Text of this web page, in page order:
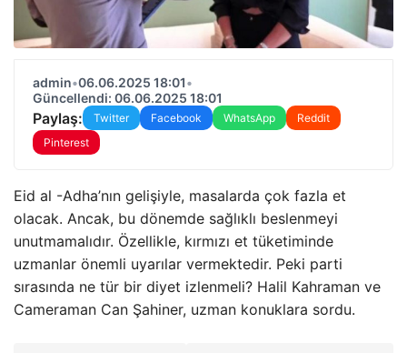
admin•06.06.2025 18:01•
Güncellendi: 06.06.2025 18:01
Paylaş: Twitter Facebook WhatsApp
Reddit
Pinterest
Eid al -Adha’nın gelişiyle, masalarda çok fazla et
olacak. Ancak, bu dönemde sağlıklı beslenmeyi
unutmamalıdır. Özellikle, kırmızı et tüketiminde
uzmanlar önemli uyarılar vermektedir. Peki parti
sırasında ne tür bir diyet izlenmeli? Halil Kahraman ve
Cameraman Can Şahiner, uzman konuklara sordu.